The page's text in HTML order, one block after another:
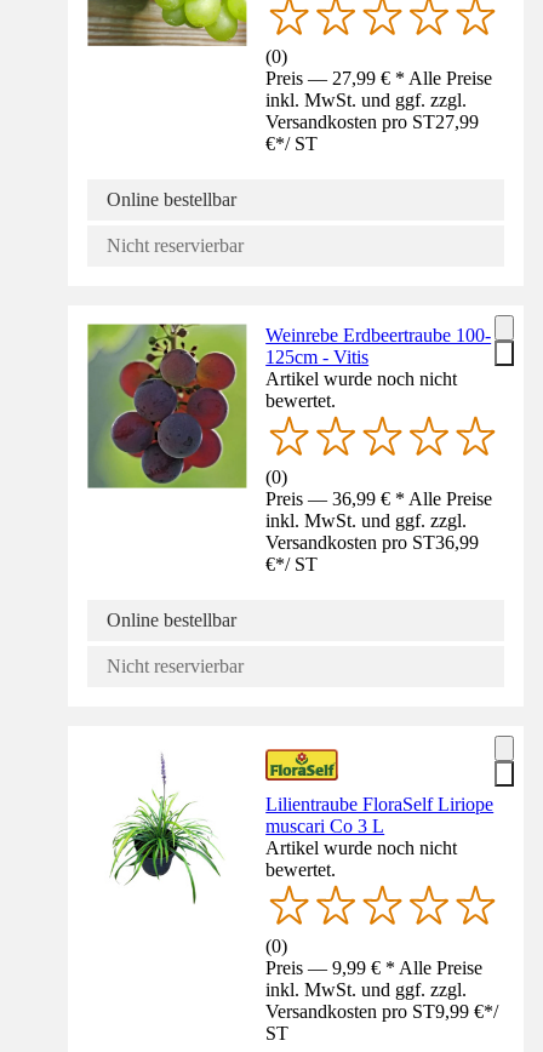
(0)
Preis — 27,99 € * Alle Preise
inkl. MwSt. und ggf. zzgl.
Versandkosten pro ST27,99
€*/ ST
Online bestellbar
Nicht reservierbar
Weinrebe Erdbeertraube 100-
125cm - Vitis
Artikel wurde noch nicht
bewertet.
(0)
Preis — 36,99 € * Alle Preise
inkl. MwSt. und ggf. zzgl.
Versandkosten pro ST36,99
€*/ ST
Online bestellbar
Nicht reservierbar
Lilientraube FloraSelf Liriope
muscari Co 3 L
Artikel wurde noch nicht
bewertet.
(0)
Preis — 9,99 € * Alle Preise
inkl. MwSt. und ggf. zzgl.
Versandkosten pro ST9,99 €*/
ST